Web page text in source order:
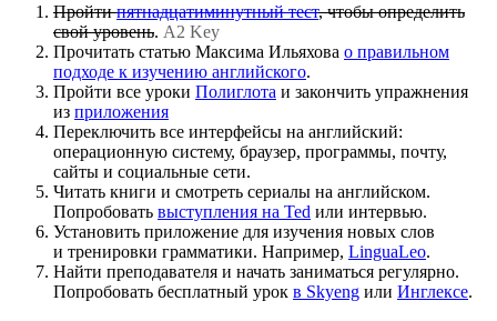
Пройтипятнадцатиминутный тест, чтобы определить
свой уровень. A2 Key
Прочитать статью Максима Ильяхова о правильном
подходе к изучению английского.
Пройти все уроки Полиглота и закончить упражнения
из приложения
Переключить все интерфейсы на английский:
операционную систему, браузер, программы, почту,
сайты и социальные сети.
Читать книги и смотреть сериалы на английском.
Попробовать выступления на Ted или интервью.
Установить приложение для изучения новых слов
и тренировки грамматики. Например, LinguaLeo.
Найти преподавателя и начать заниматься регулярно.
Попробовать бесплатный урок в Skyeng или Инглексе.